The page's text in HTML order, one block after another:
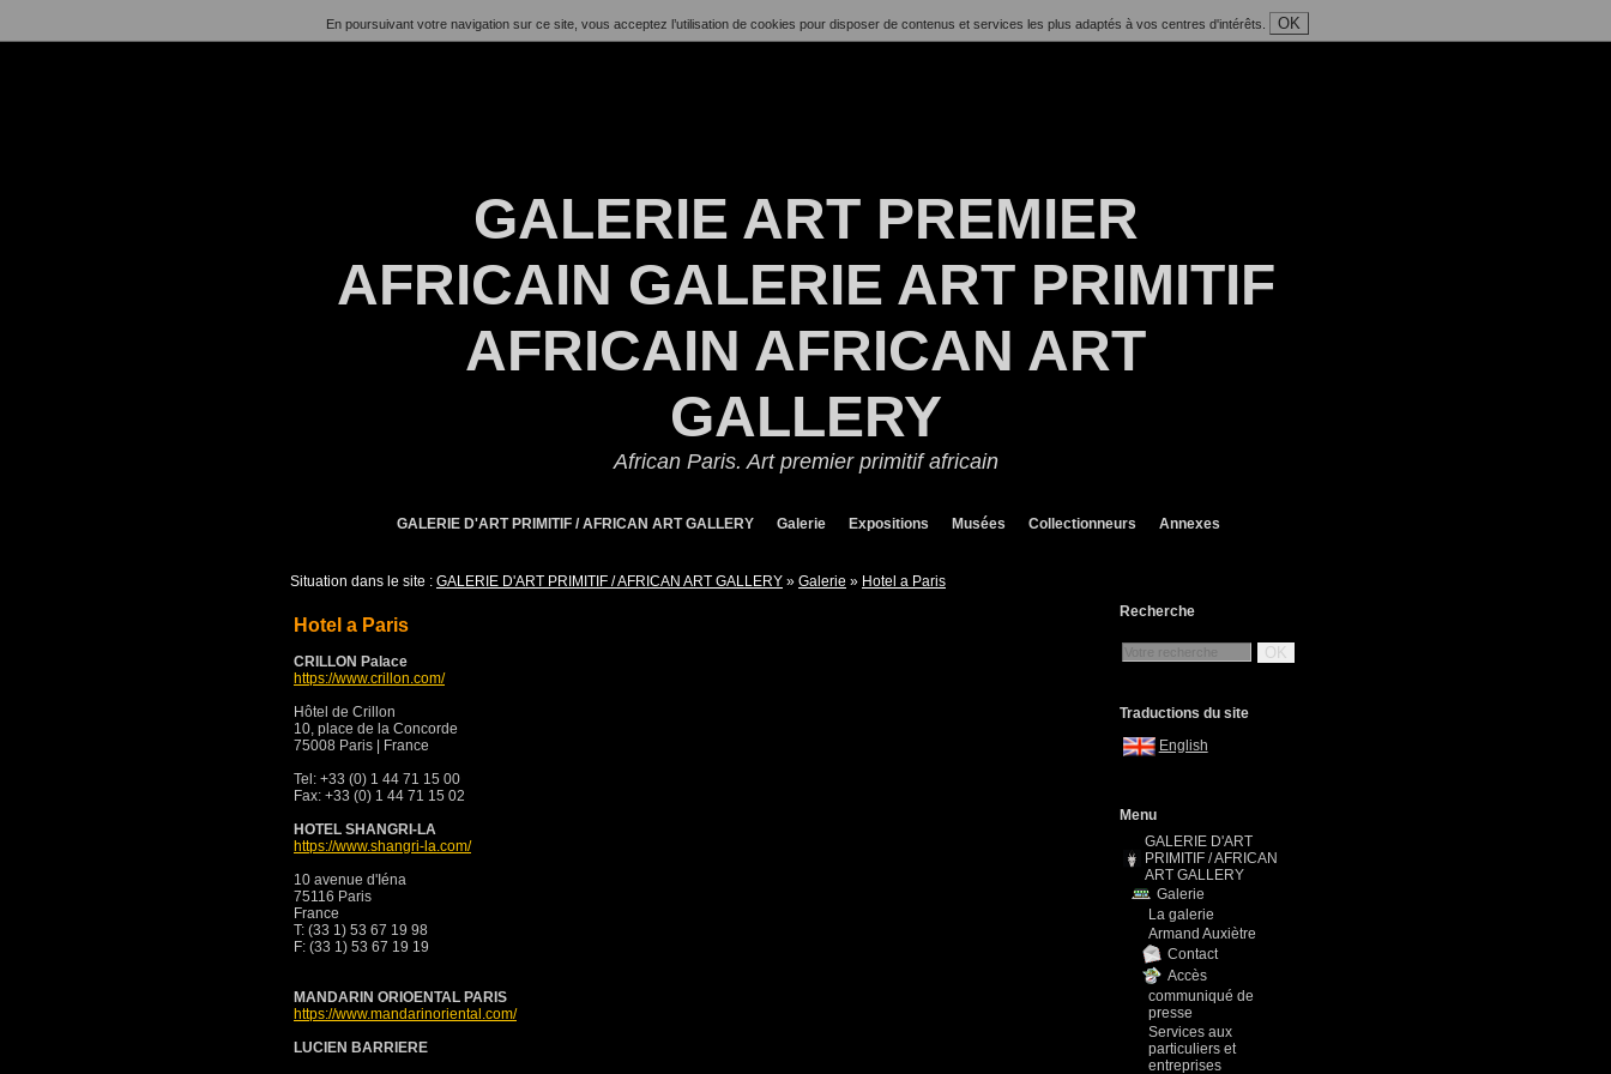
En poursuivant votre navigation sur ce site, vous acceptez l’utilisation de cookies pour disposer de contenus et services les plus adaptés à vos centres d'intérêts. OK
GALERIE ART PREMIER
AFRICAIN GALERIE ART PRIMITIF
AFRICAIN AFRICAN ART
GALLERY
African Paris. Art premier primitif africain
GALERIE D'ART PRIMITIF / AFRICAN ART GALLERY Galerie Expositions Musées Collectionneurs Annexes
Situation dans le site : GALERIE D'ART PRIMITIF / AFRICAN ART GALLERY » Galerie » Hotel a Paris
Hotel a Paris
CRILLON Palace
https://www.crillon.com/
Hôtel de Crillon
10, place de la Concorde
75008 Paris | France
Tel: +33 (0) 1 44 71 15 00
Fax: +33 (0) 1 44 71 15 02
HOTEL SHANGRI-LA
https://www.shangri-la.com/
10 avenue d'Iéna
75116 Paris
France
T: (33 1) 53 67 19 98
F: (33 1) 53 67 19 19
MANDARIN ORIOENTAL PARIS
https://www.mandarinoriental.com/
LUCIEN BARRIERE
Recherche
OK
Traductions du site
English
Menu
GALERIE D'ART
PRIMITIF / AFRICAN
ART GALLERY
Galerie
La galerie
Armand Auxiètre
Contact
Accès
communiqué de
presse
Services aux
particuliers et
entreprises